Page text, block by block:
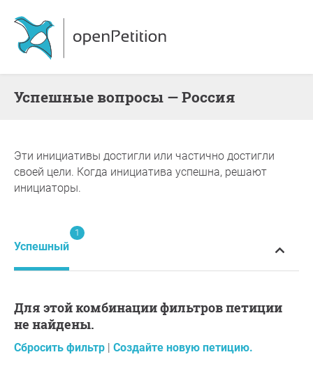
Успешные вопросы — Россия
Эти инициативы достигли или частично достигли
своей цели. Когда инициатива успешна, решают
инициаторы.
Успешный
1
Для этой комбинации фильтров петиции
не найдены.
Сбросить фильтр | Создайте новую петицию.